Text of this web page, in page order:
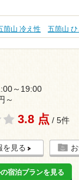
箇山 冷え性 五箇山
～19:00
～
3.8 点 / 5件
を見る
宿泊プランを見る